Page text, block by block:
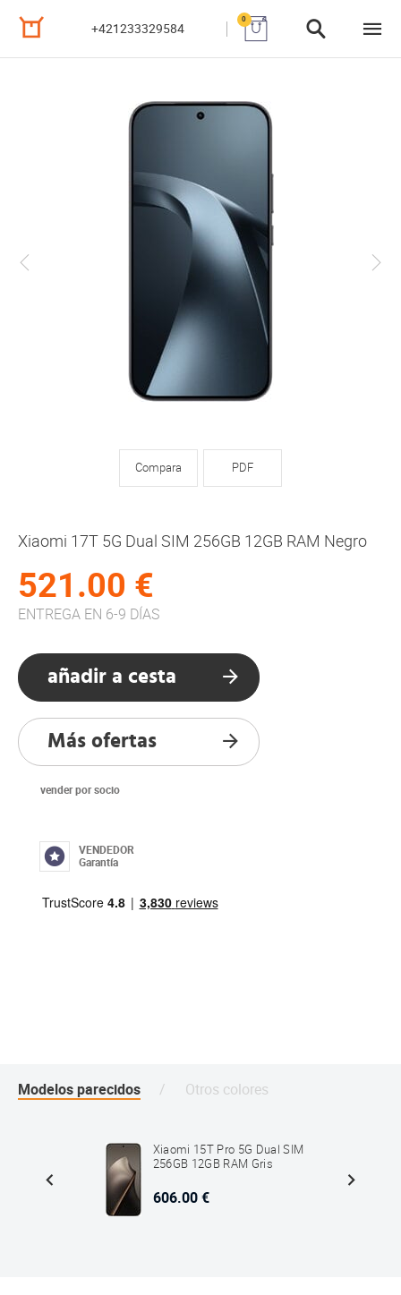
+421233329584
0
Compara PDF
Xiaomi 17T 5G Dual SIM 256GB 12GB RAM Negro
521.00 €
ENTREGA EN 6-9 DÍAS
añadir a cesta
Más ofertas
vender por socio
VENDEDOR
Garantía
Modelos parecidos Otros colores
Xiaomi 15T Pro 5G Dual SIM
256GB 12GB RAM Gris
606.00 €